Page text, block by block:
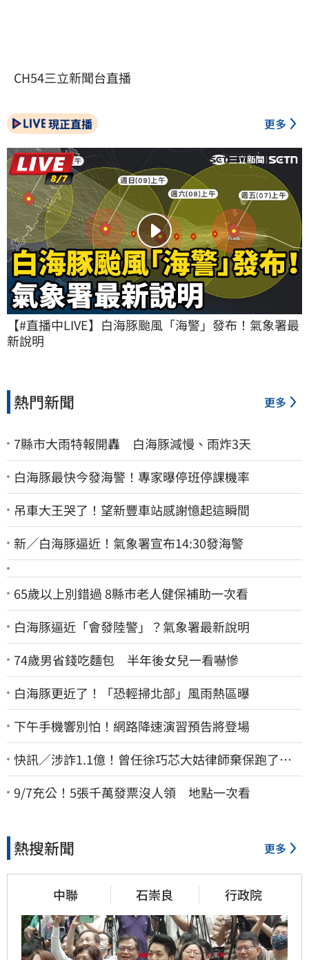
CH54三立新聞台直播
現正直播 更多
【#直播中LIVE】白海豚颱風「海警」發布！氣象署最
新說明
熱門新聞 更多
7縣市大雨特報開轟 白海豚減慢、雨炸3天
白海豚最快今發海警！專家曝停班停課機率
吊車大王哭了！望新豐車站感謝憶起這瞬間
新／白海豚逼近！氣象署宣布14:30發海警
65歲以上別錯過 8縣市老人健保補助一次看
白海豚逼近「會發陸警」？氣象署最新說明
74歲男省錢吃麵包 半年後女兒一看嚇慘
白海豚更近了！「恐輕掃北部」風雨熱區曝
下午手機響別怕！網路降速演習預告將登場
快訊／涉詐1.1億！曾任徐巧芯大姑律師棄保跑了…
媽也離境 桃檢發通緝
9/7充公！5張千萬發票沒人領 地點一次看
熱搜新聞 更多
中聯 石崇良 行政院